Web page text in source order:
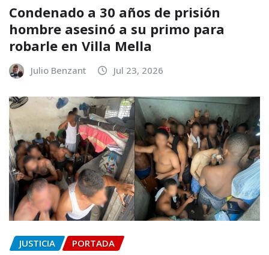
Condenado a 30 años de prisión
hombre asesinó a su primo para
robarle en Villa Mella
Julio Benzant Jul 23, 2026
JUSTICIA PORTADA